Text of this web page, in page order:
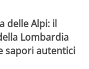
delle Alpi: il
Lombardia
sapori autentici